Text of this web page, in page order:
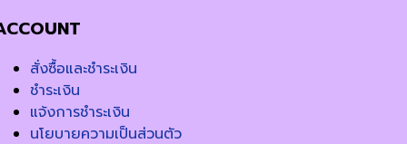
สั่งซื้อและชำระเงิน
ชำระเงิน
แจ้งการชำระเงิน
นโยบายความเป็นส่วนตัว